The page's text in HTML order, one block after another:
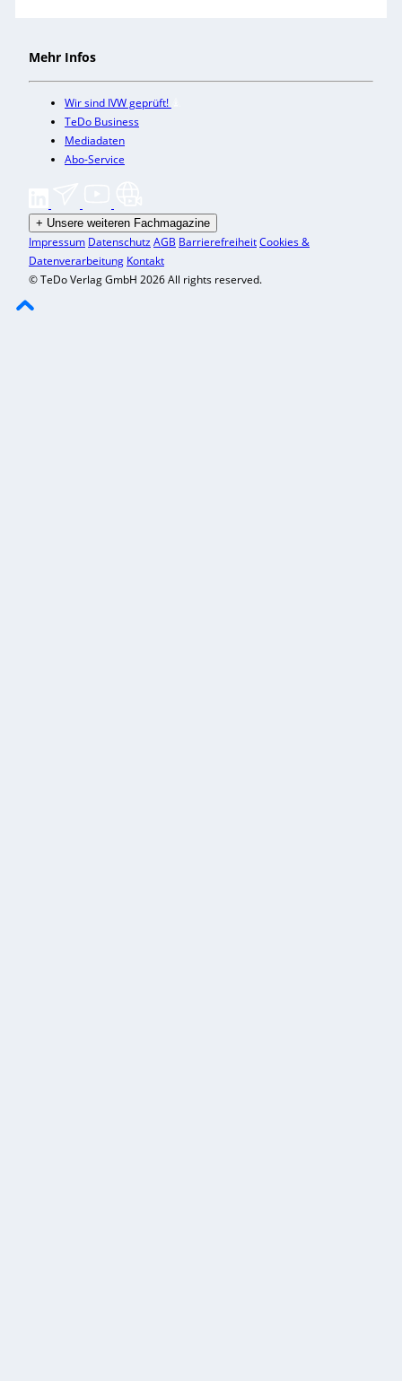
Mehr Infos
Wir sind IVW geprüft!
TeDo Business
Mediadaten
Abo-Service
+ Unsere weiteren Fachmagazine
Impressum DatenschutzAGB BarrierefreiheitCookies &
Datenverarbeitung Kontakt
© TeDo Verlag GmbH 2026 All rights reserved.